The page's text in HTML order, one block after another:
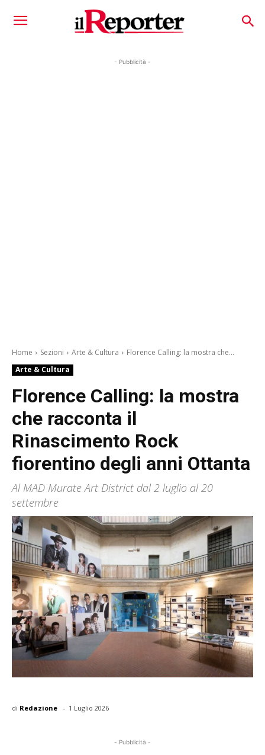
- Pubblicità -
Home Sezioni Arte & Cultura
Florence Calling: la mostra che...
Arte & Cultura
Florence Calling: la mostra
che racconta il
Rinascimento Rock
fiorentino degli anni Ottanta
Al MAD Murate Art District dal 2 luglio al 20
settembre
di Redazione - 1 Luglio 2026
- Pubblicità -